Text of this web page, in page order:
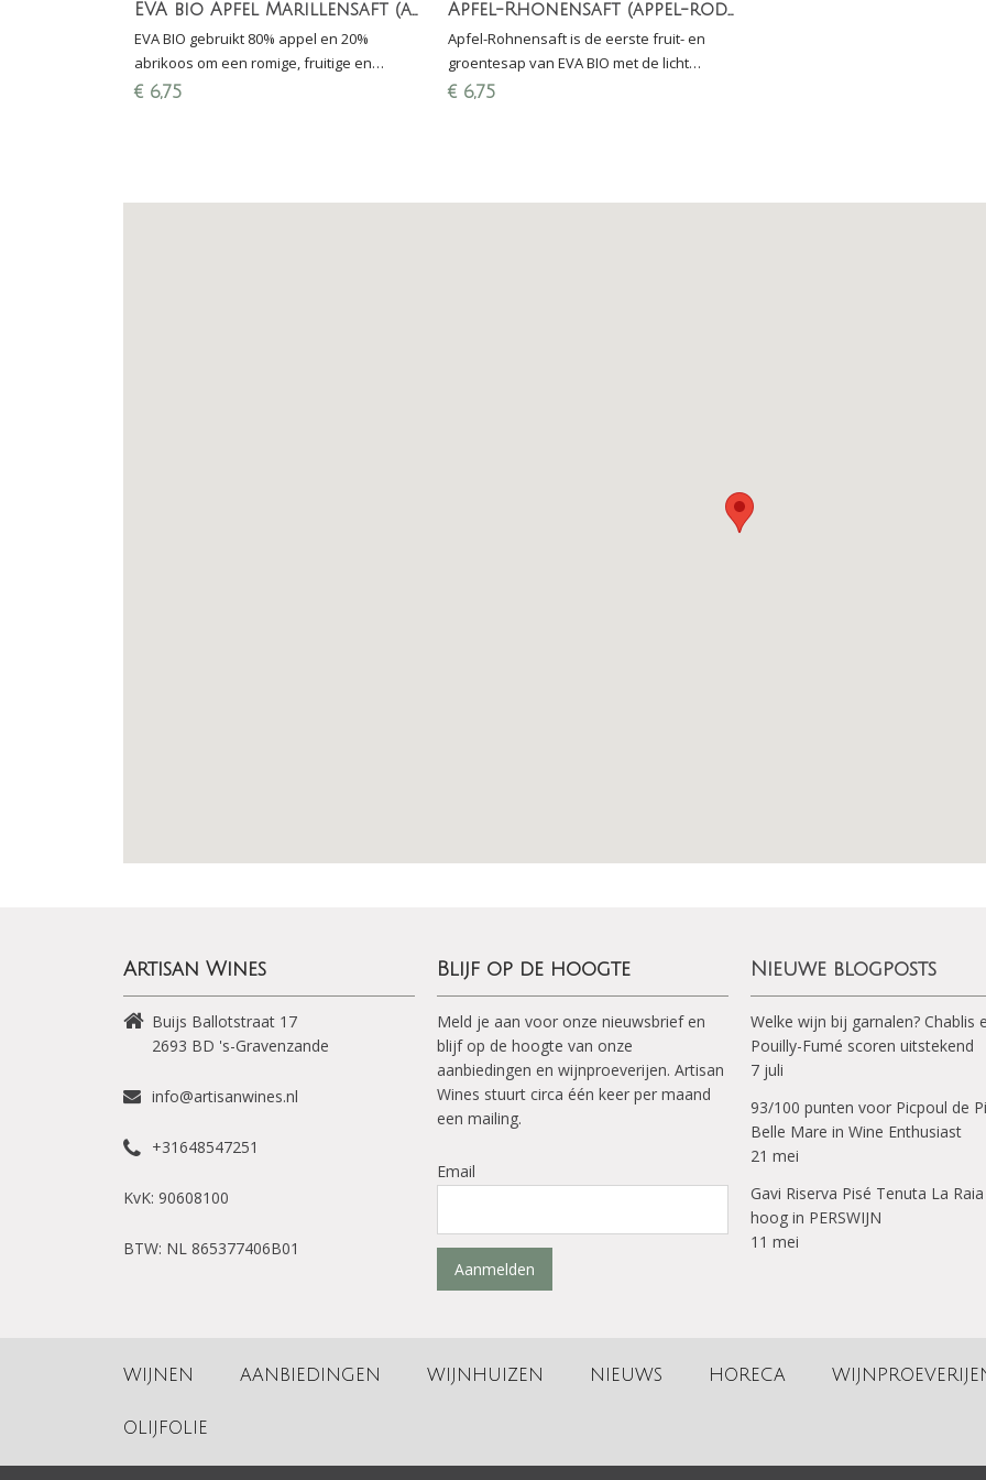
EVA bio Apfel Marillensaft (appel-abrikoos)
EVA BIO gebruikt 80% appel en 20%
abrikoos om een romige, fruitige en
gezonde droom te creëren. Ideaal als
€ 6,75
Apfel-Rhonensaft (appel-rode bietensap)
Apfel-Rohnensaft is de eerste fruit- en
groentesap van EVA BIO met de licht
aardse smaak van de Rohne een echt
€ 6,75
Artisan Wines
Buijs Ballotstraat 17
2693 BD 's-Gravenzande
info@artisanwines.nl
+31648547251
KvK: 90608100
BTW: NL 865377406B01
Blijf op de hoogte
Meld je aan voor onze nieuwsbrief en
blijf op de hoogte van onze
aanbiedingen en wijnproeverijen. Artisan
Wines stuurt circa één keer per maand
een mailing.
Email
Aanmelden
Nieuwe blogposts
Welke wijn bij garnalen? Chablis
Pouilly-Fumé scoren uitstekend
7 juli
93/100 punten voor Picpoul de
Belle Mare in Wine Enthusiast
21 mei
Gavi Riserva Pisé Tenuta La
hoog in PERSWIJN
11 mei
WIJNEN AANBIEDINGEN WIJNHUIZEN NIEUWS HORECA
OLIJFOLIE